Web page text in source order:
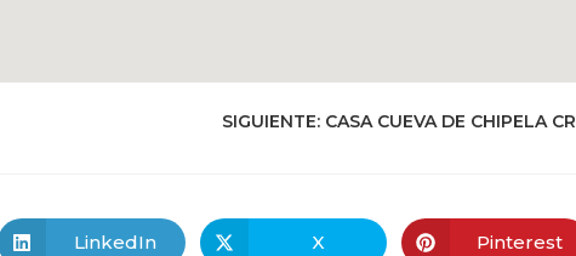
SIGUIENTE: CASA CUEVA DE CHIPELA CR
LinkedIn X Pinterest